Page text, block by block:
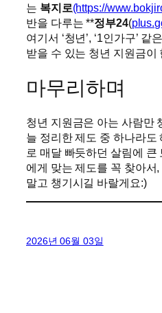
는 복지로(https://
반을 다루는 **정부24(
여기서 ‘청년’, ‘1인가구’
받을 수 있는 청년 지원금이
마무리하며
청년 지원금은 아는 사람만
늘 정리한 제도 중 하나라도
로 매달 빠듯하던 살림에 큰
에게 맞는 제도를 꼭 찾아서
말고 챙기시길 바랄게요:)
2026년 06월 03일